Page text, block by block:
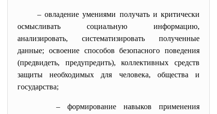
– овладение умениями получать и критически
осмысливать социальную информацию,
анализировать, систематизировать полученные
данные; освоение способов безопасного поведения
(предвидеть, предупредить), коллективных средств
защиты необходимых для человека, общества и
государства;
– формирование навыков применения